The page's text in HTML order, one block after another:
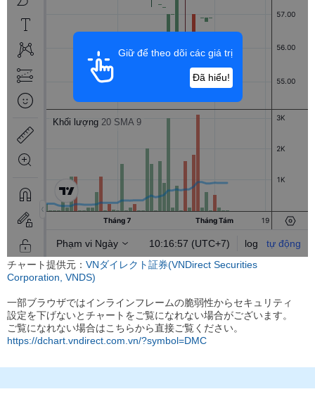
チャート提供元： VNダイレクト証券(VNDirect Securities
Corporation, VNDS)
一部ブラウザではインラインフレームの脆弱性からセキュリティ
設定を下げないとチャートをご覧になれない場合がございます。
ご覧になれない場合はこちらから直接ご覧ください。
https://dchart.vndirect.com.vn/?symbol=DMC